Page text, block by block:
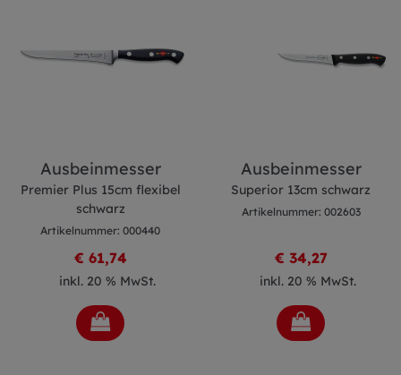
Ausbeinmesser
Premier Plus 15cm flexibel
schwarz
Artikelnummer: 000440
€ 61,74
inkl. 20 % MwSt.
Ausbeinmesser
Superior 13cm schwarz
Artikelnummer: 002603
€ 34,27
inkl. 20 % MwSt.